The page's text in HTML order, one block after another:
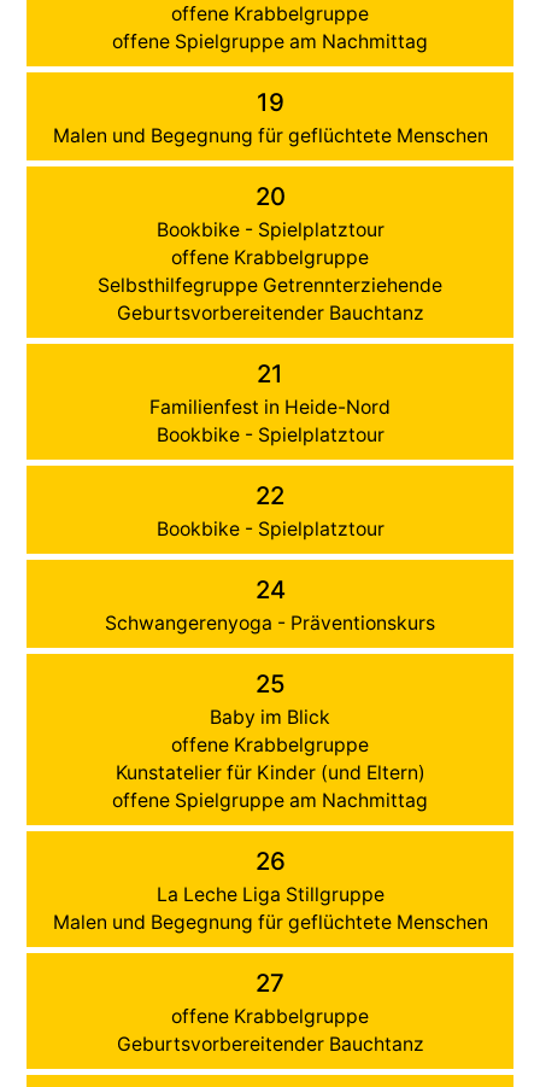
offene Krabbelgruppe
offene Spielgruppe am Nachmittag
19
Malen und Begegnung für geflüchtete Menschen
20
Bookbike - Spielplatztour
offene Krabbelgruppe
Selbsthilfegruppe Getrennterziehende
Geburtsvorbereitender Bauchtanz
21
Familienfest in Heide-Nord
Bookbike - Spielplatztour
22
Bookbike - Spielplatztour
24
Schwangerenyoga - Präventionskurs
25
Baby im Blick
offene Krabbelgruppe
Kunstatelier für Kinder (und Eltern)
offene Spielgruppe am Nachmittag
26
La Leche Liga Stillgruppe
Malen und Begegnung für geflüchtete Menschen
27
offene Krabbelgruppe
Geburtsvorbereitender Bauchtanz